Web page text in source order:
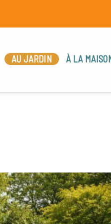
AU JARDIN À LA